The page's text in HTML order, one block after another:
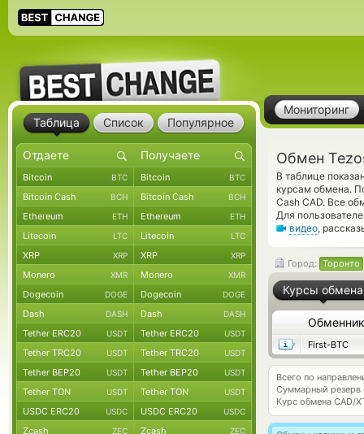
Мониторинг
Обмен
В таблице
курсам обмена.
Cash CAD. Все
Для
видео,
Город: Торонто
Курсы обмена
Обменник
First-BTC
Всего по
Суммарный резерв
Курс обмена CAD/
Таблица Список Популярное
Bitcoin BTC Bitcoin BTC
Bitcoin Cash BCH Bitcoin Cash BCH
Ethereum ETH Ethereum ETH
Litecoin LTC Litecoin LTC
XRP XRP XRP XRP
Monero XMR Monero XMR
Dogecoin DOGE Dogecoin DOGE
Dash DASH Dash DASH
Tether ERC20 USDT Tether ERC20 USDT
Tether TRC20 USDT Tether TRC20 USDT
Tether BEP20 USDT Tether BEP20 USDT
Tether TON USDT Tether TON USDT
USDC ERC20 USDC USDC ERC20 USDC
Zcash ZEC Zcash ZEC